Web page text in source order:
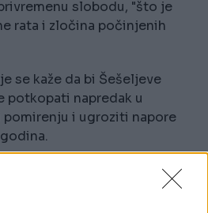
slobodu, "što je
rata i zločina počinjenih
se kaže da bi Šešeljeve
potkopati napredak u
i ugroziti napore
podsjetiti Srbiju na njezine
sudom i na obaveze